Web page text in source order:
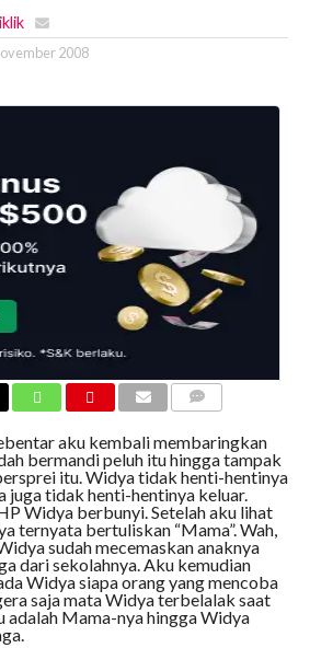
2008
aku kembali membaringkan
bermandi peluh itu hingga tampak
itu. Widya tidak henti-hentinya
juga tidak henti-hentinya keluar.
Widya berbunyi. Setelah aku lihat
ternyata bertuliskan “Mama”. Wah,
sudah mecemaskan anaknya
dari sekolahnya. Aku kemudian
Widya siapa orang yang mencoba
saja mata Widya terbelalak saat
adalah Mama-nya hingga Widya